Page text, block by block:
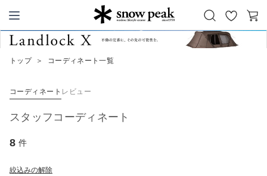
Snow Peak
お
気
カ
トップ ＞ コーディネート一覧
コーディネート レビュー
スタッフコーディネート
8 件
絞込みの解除